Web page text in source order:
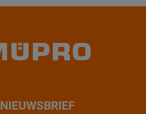
NIEUWSBRIEF